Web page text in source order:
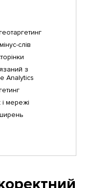
слів
з
Analytics
мережі